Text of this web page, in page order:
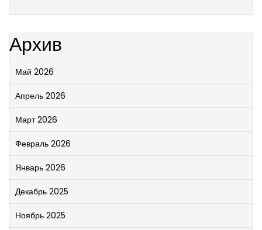
Архив
Май 2026
Апрель 2026
Март 2026
Февраль 2026
Январь 2026
Декабрь 2025
Ноябрь 2025